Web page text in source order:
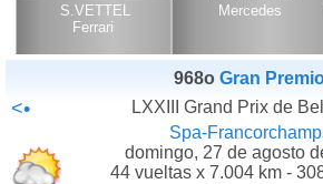
S.VETTEL
Ferrari
Mercedes
968o Gran
<• LXXIII Grand Prix de
Spa-
domingo, 27 de agosto
44 vueltas x 7.004 km -